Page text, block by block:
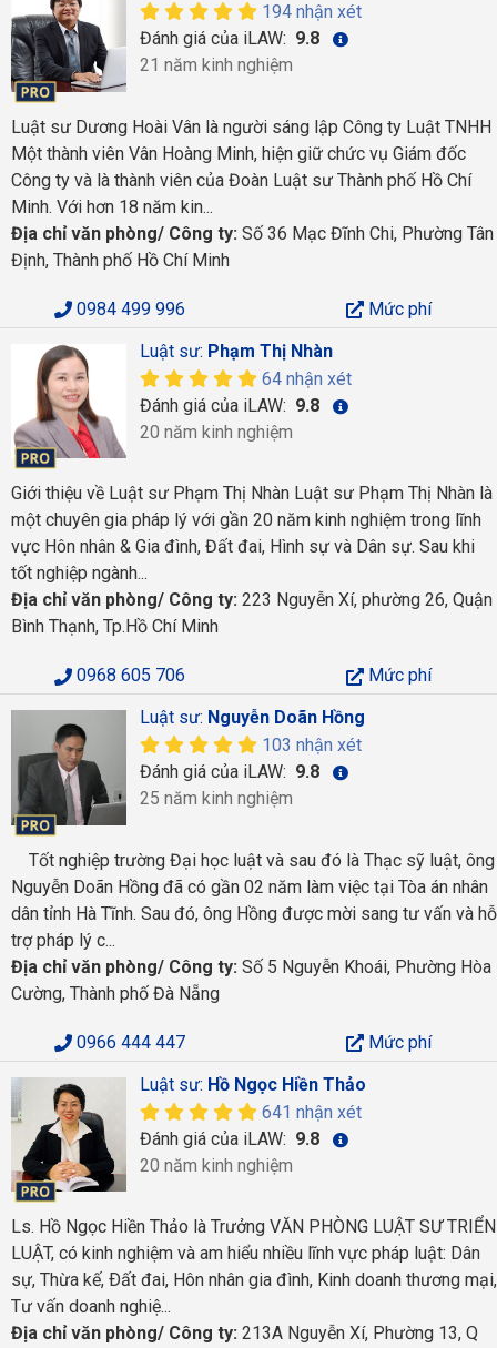
194 nhận xét
Đánh giá của iLAW: 9.8
21 năm kinh nghiệm
Luật sư Dương Hoài Vân là người sáng lập Công ty Luật TNHH
Một thành viên Vân Hoàng Minh, hiện giữ chức vụ Giám đốc
Công ty và là thành viên của Đoàn Luật sư Thành phố Hồ Chí
Minh. Với hơn 18 năm kin...
Địa chỉ văn phòng/ Công ty: Số 36 Mạc Đĩnh Chi, Phường Tân
Định, Thành phố Hồ Chí Minh
0984 499 996
Mức phí
Luật sư: Phạm Thị Nhàn
64 nhận xét
Đánh giá của iLAW: 9.8
20 năm kinh nghiệm
Giới thiệu về Luật sư Phạm Thị Nhàn Luật sư Phạm Thị Nhàn là
một chuyên gia pháp lý với gần 20 năm kinh nghiệm trong lĩnh
vực Hôn nhân & Gia đình, Đất đai, Hình sự và Dân sự. Sau khi
tốt nghiệp ngành...
Địa chỉ văn phòng/ Công ty: 223 Nguyễn Xí, phường 26, Quận
Bình Thạnh, Tp.Hồ Chí Minh
0968 605 706
Mức phí
Luật sư: Nguyễn Doãn Hồng
103 nhận xét
Đánh giá của iLAW: 9.8
25 năm kinh nghiệm
Tốt nghiệp trường Đại học luật và sau đó là Thạc sỹ luật, ông
Nguyễn Doãn Hồng đã có gần 02 năm làm việc tại Tòa án nhân
dân tỉnh Hà Tĩnh. Sau đó, ông Hồng được mời sang tư vấn và hỗ
trợ pháp lý c...
Địa chỉ văn phòng/ Công ty: Số 5 Nguyễn Khoái, Phường Hòa
Cường, Thành phố Đà Nẵng
0966 444 447
Mức phí
Luật sư: Hồ Ngọc Hiền Thảo
641 nhận xét
Đánh giá của iLAW: 9.8
20 năm kinh nghiệm
Ls. Hồ Ngọc Hiền Thảo là Trưởng VĂN PHÒNG LUẬT SƯ TRIỂN
LUẬT, có kinh nghiệm và am hiểu nhiều lĩnh vực pháp luật: Dân
sự, Thừa kế, Ðất đai, Hôn nhân gia đình, Kinh doanh thương mại,
Tư vấn doanh nghiệ...
Địa chỉ văn phòng/ Công ty: 213A Nguyễn Xí, Phường 13, Q